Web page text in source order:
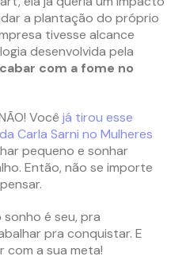
a plantação do próprio
tivesse alcance
desenvolvida pela
com a fome no
Você já tirou esse
Carla Sarni no Mulheres
pequeno e sonhar
Então, não se importe
sonho é seu, pra
pra conquistar. E
com a sua meta!